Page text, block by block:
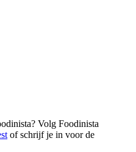
Volg Foodinista
of schrijf je in voor de